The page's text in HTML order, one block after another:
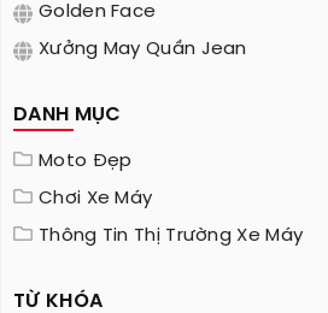
Golden Face
Xưởng May Quần Jean
DANH MỤC
Moto Đẹp
Chơi Xe Máy
Thông Tin Thị Trường Xe Máy
TỪ KHÓA